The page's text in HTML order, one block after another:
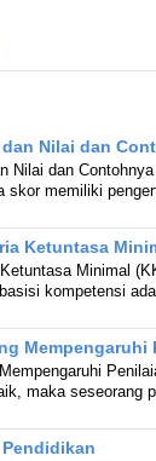
Nilai dan
Nilai dan
skor memiliki
Ketuntasa
Minimal
kompetensi
Mempengaruhi
maka seseorang